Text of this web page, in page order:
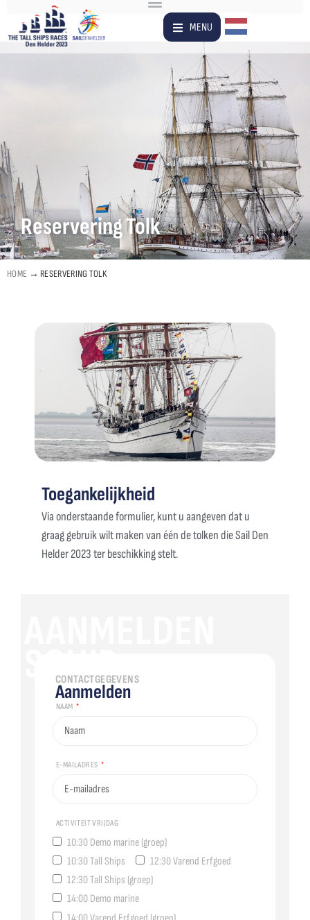
MENU
Reservering Tolk
HOME → RESERVERING TOLK
Toegankelijkheid
Via onderstaande formulier, kunt u aangeven dat u
graag gebruik wilt maken van één de tolken die Sail Den
Helder 2023 ter beschikking stelt.
SCHIP
CONTACTGEGEVENS
Aanmelden
NAAM
E-MAILADRES
ACTIVITEIT VRIJDAG
10:30 Demo marine (groep)
10:30 Tall Ships
12:30 Varend Erfgoed
12:30 Tall Ships (groep)
14:00 Demo marine